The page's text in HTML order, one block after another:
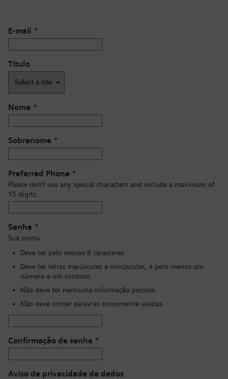
E-mail *
Título
Nome *
Sobrenome *
Preferred Phone *
Please don’t use any special characters and include a maximum of
15 digits.
Senha *
Sua senha:
Deve ter pelo menos 8 caracteres.
Deve ter letras maiúsculas e minúsculas, e pelo menos um
número e um símbolo.
Não deve ter nenhuma informação pessoal.
Não deve conter palavras comumente usadas.
Confirmação de senha *
Aviso de privacidade de dados